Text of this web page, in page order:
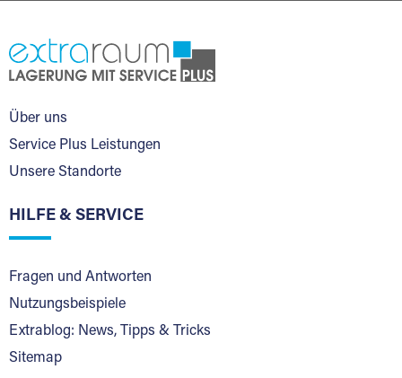
Über uns
Service Plus Leistungen
Unsere Standorte
HILFE & SERVICE
Fragen und Antworten
Nutzungsbeispiele
Extrablog: News, Tipps & Tricks
Sitemap